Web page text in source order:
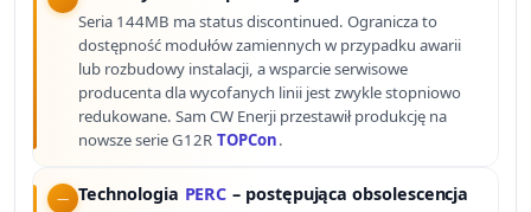
Seria 144MB ma status discontinued. Ogranicza to
dostępność modułów zamiennych w przypadku awarii
lub rozbudowy instalacji, a wsparcie serwisowe
producenta dla wycofanych linii jest zwykle stopniowo
redukowane. Sam CW Enerji przestawił produkcję na
nowsze serie G12R TOPCon.
Technologia PERC – postępująca obsolescencja